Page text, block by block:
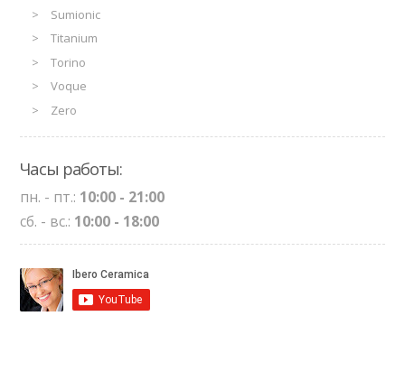
Sumionic
Titanium
Torino
Voque
Zero
Часы работы:
пн. - пт.: 10:00 - 21:00
сб. - вс.: 10:00 - 18:00